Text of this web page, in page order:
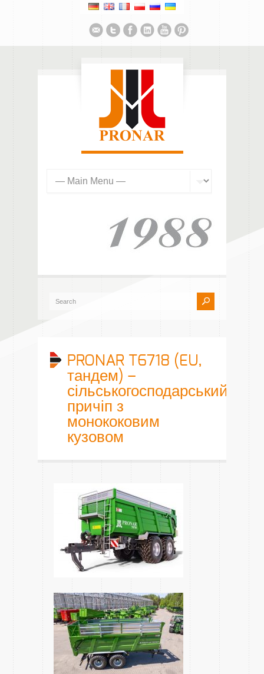
PRONAR T6718 (EU,
тандем) –
сільськогосподарський
причіп з
монококовим
кузовом